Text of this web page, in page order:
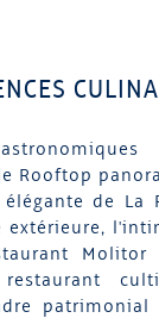
Rooftop
de La
extérieure,
Molitor
patrimonial